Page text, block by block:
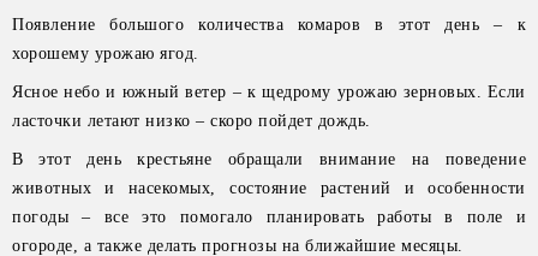
Появление большого количества комаров в этот день – к
хорошему урожаю ягод.
Ясное небо и южный ветер – к щедрому урожаю зерновых. Если
ласточки летают низко – скоро пойдет дождь.
В этот день крестьяне обращали внимание на поведение
животных и насекомых, состояние растений и особенности
погоды – все это помогало планировать работы в поле и
огороде, а также делать прогнозы на ближайшие месяцы.